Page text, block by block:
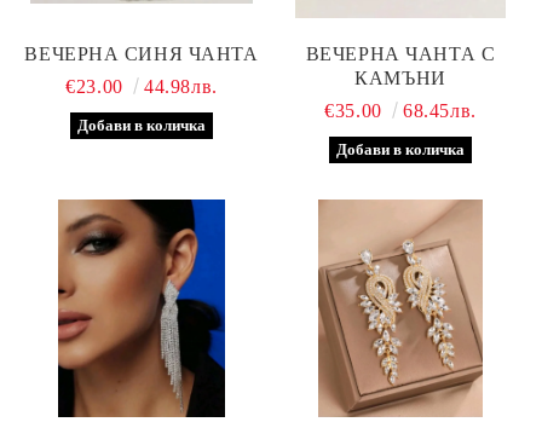
ВЕЧЕРНА СИНЯ ЧАНТА
€23.00
44.98лв.
ВЕЧЕРНА ЧАНТА С
КАМЪНИ
€35.00
68.45лв.